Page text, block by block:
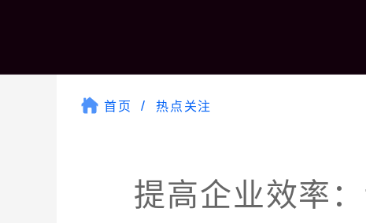
首页 热点关注
提高企业效率